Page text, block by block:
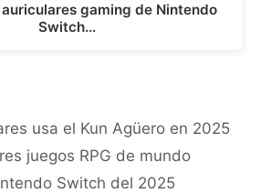
gaming de Nintendo
Switch…
usa el Kun Agüero en 2025
juegos RPG de mundo
Switch del 2025